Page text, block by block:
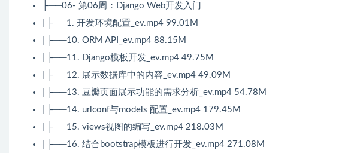
├──06- 第06周：Django Web开发入门
| ├──1. 开发环境配置_ev.mp4 99.01M
| ├──10. ORM API_ev.mp4 88.15M
| ├──11. Django模板开发_ev.mp4 49.75M
| ├──12. 展示数据库中的内容_ev.mp4 49.09M
| ├──13. 豆瓣页面展示功能的需求分析_ev.mp4 54.78M
| ├──14. urlconf与models 配置_ev.mp4 179.45M
| ├──15. views视图的编写_ev.mp4 218.03M
| ├──16. 结合bootstrap模板进行开发_ev.mp4 271.08M